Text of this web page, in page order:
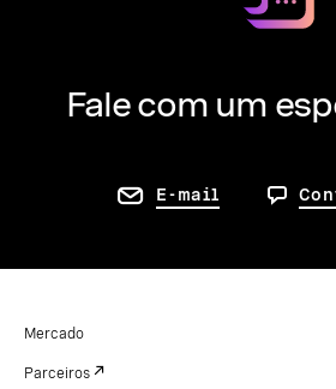
Fale com um
E-mail
Mercado
Parceiros